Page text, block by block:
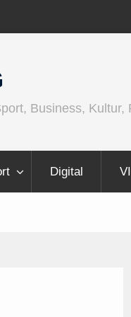
Business, Kultur,
Digital